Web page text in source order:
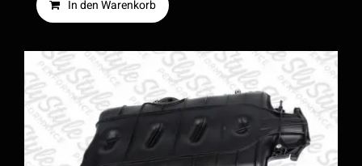
In den Warenkorb